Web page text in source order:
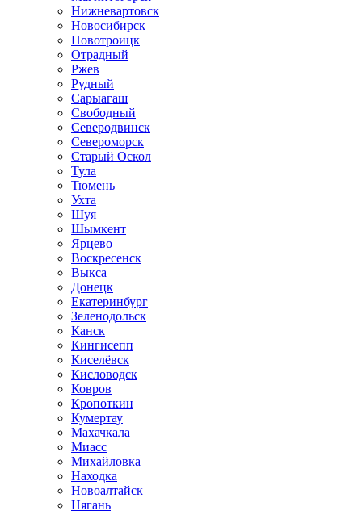
Нижневартовск
Новосибирск
Новотроицк
Отрадный
Ржев
Рудный
Сарыагаш
Свободный
Северодвинск
Североморск
Старый Оскол
Тула
Тюмень
Ухта
Шуя
Шымкент
Ярцево
Воскресенск
Выкса
Донецк
Екатеринбург
Зеленодольск
Канск
Кингисепп
Киселёвск
Кисловодск
Ковров
Кропоткин
Кумертау
Махачкала
Миасс
Михайловка
Находка
Новоалтайск
Нягань